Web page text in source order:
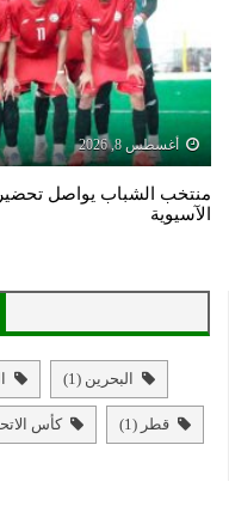
أغسطس 8, 2026
منتخب الشباب يواصل
الآسيوية
البحرين (1)
قطر (1) كأس